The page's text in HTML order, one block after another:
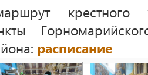
крестного
расписание